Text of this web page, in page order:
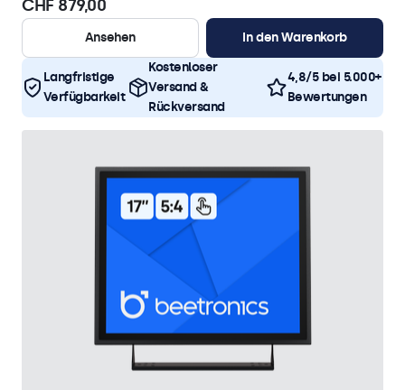
CHF 879,00
Ansehen In den Warenkorb
Langfristige
Verfügbarkeit
Kostenloser
Versand &
Rückversand
4,8/5 bei 5.000+
Bewertungen